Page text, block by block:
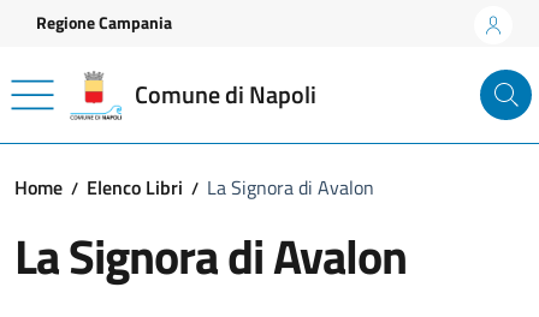
Vai ai contenuti
Vai al footer
Regione Campania
Comune di Napoli
Home Elenco Libri La Signora di Avalon
La Signora di Avalon